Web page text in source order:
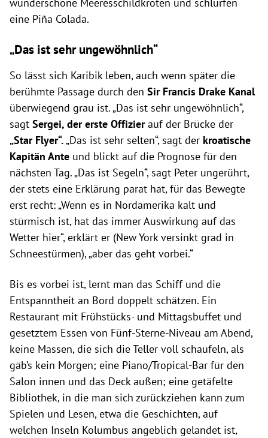
wunderschöne Meeresschildkröten und schlürfen
eine Piña Colada.
„Das ist sehr ungewöhnlich“
So lässt sich Karibik leben, auch wenn später die
berühmte Passage durch den Sir Francis Drake Kanal
überwiegend grau ist. „Das ist sehr ungewöhnlich“,
sagt Sergei, der erste Offizierauf der Brücke der
„Star Flyer“.„Das ist sehr selten“, sagt der kroatische
Kapitän Ante und blickt auf die Prognose für den
nächsten Tag. „Das ist Segeln“, sagt Peter ungerührt,
der stets eine Erklärung parat hat, für das Bewegte
erst recht: „Wenn es in Nordamerika kalt und
stürmisch ist, hat das immer Auswirkung auf das
Wetter hier“, erklärt er (New York versinkt grad in
Schneestürmen), „aber das geht vorbei.“
Bis es vorbei ist, lernt man das Schiff und die
Entspanntheit an Bord doppelt schätzen. Ein
Restaurant mit Frühstücks- und Mittagsbuffet und
gesetztem Essen von Fünf-Sterne-Niveau am Abend,
keine Massen, die sich die Teller voll schaufeln, als
gäb’s kein Morgen; eine Piano/Tropical-Bar für den
Salon innen und das Deck außen; eine getäfelte
Bibliothek, in die man sich zurückziehen kann zum
Spielen und Lesen, etwa die Geschichten, auf
welchen Inseln Kolumbus angeblich gelandet ist,